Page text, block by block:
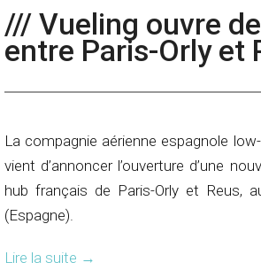
/// Vueling ouvre
entre Paris-Orly et
La compagnie aérienne espagnole
vient d’annoncer l’ouverture d’une
hub français de Paris-Orly et Reus,
(Espagne).
Lire la suite →